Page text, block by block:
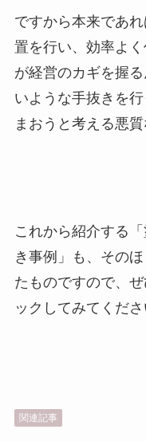
ですから本来であ
置を行い、効率よ
が経営のカギを握
いような手抜きを
まおうと考える悪
これから紹介する
き事例」も、その
たものですので、
ックしてみてくださ
関連記事